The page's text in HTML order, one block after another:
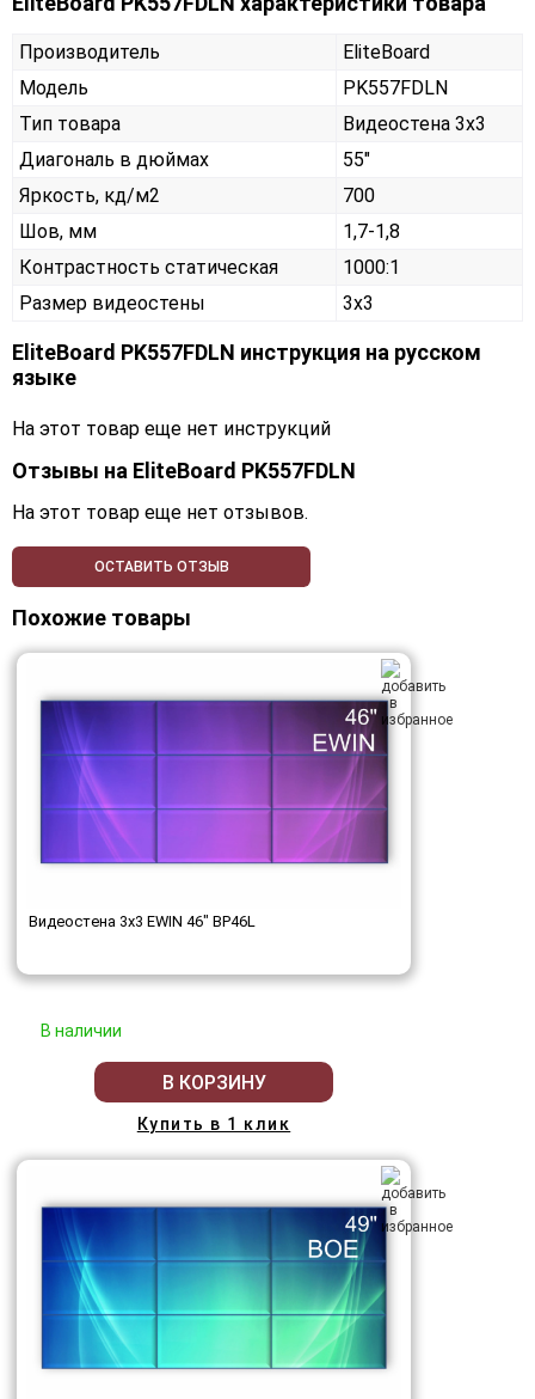
Производитель
EliteBoard
Модель
PK557FDLN
Тип товара
Видеостена 3х3
Диагональ в дюймах
55"
Яркость, кд/м2
700
Шов, мм
1,7-1,8
Контрастность статическая
1000:1
Размер видеостены
3x3
EliteBoard PK557FDLN инструкция на русском
языке
На этот товар еще нет инструкций
Отзывы на EliteBoard PK557FDLN
На этот товар еще нет отзывов.
ОСТАВИТЬ ОТЗЫВ
Похожие товары
Видеостена 3x3 EWIN 46" BP46L
В наличии
В КОРЗИНУ
Купить в 1 клик